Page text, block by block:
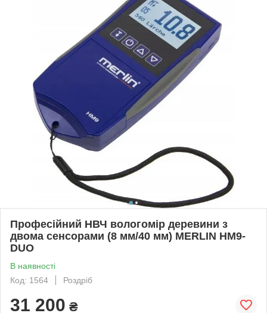
Професійний НВЧ вологомір деревини з
двома сенсорами (8 мм/40 мм) MERLIN HM9-
DUO
В наявності
Код: 1564
Роздріб
31 200 ₴